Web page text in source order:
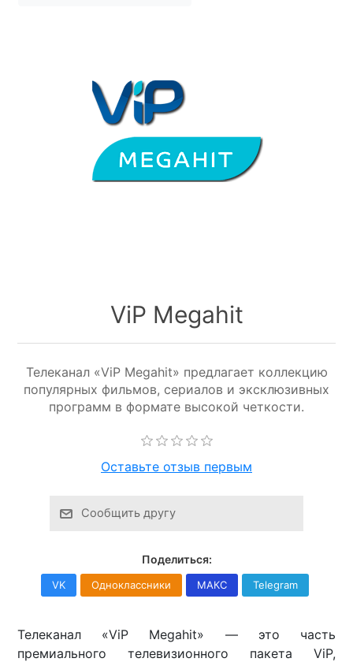
ViP Megahit
Телеканал «ViP Megahit» предлагает коллекцию
популярных фильмов, сериалов и эксклюзивных
программ в формате высокой четкости.
Оставьте отзыв первым
Сообщить другу
Поделиться:
VK Одноклассники МАКС Telegram
Телеканал «ViP Megahit» — это часть
премиального телевизионного пакета ViP,